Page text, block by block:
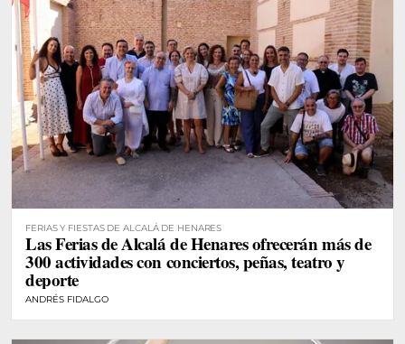
FERIAS Y FIESTAS DE ALCALÁ DE HENARES
Las Ferias de Alcalá de Henares ofrecerán más de
300 actividades con conciertos, peñas, teatro y
deporte
ANDRÉS FIDALGO